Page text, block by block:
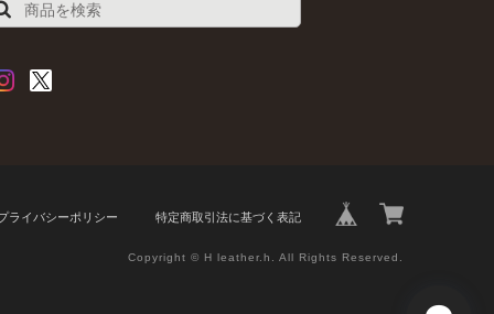
ライバシーポリシー 特定商取引法に基づく表記
Copyright © H leather.h. All Rights Reserved.